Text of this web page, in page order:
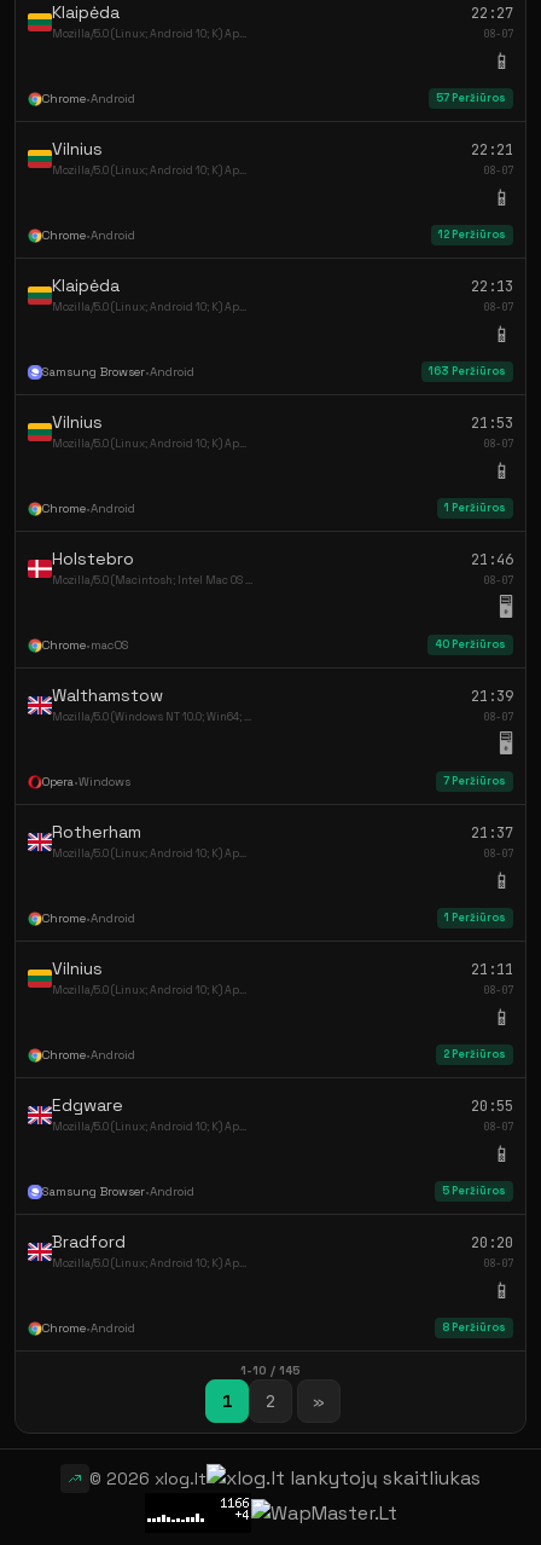
Klaipėda
Mozilla/5.0 (Linux; Android 10; K) Ap...
22:27
08-07
📱
Chrome•Android 57 Peržiūros
Vilnius
Mozilla/5.0 (Linux; Android 10; K) Ap...
22:21
08-07
📱
Chrome•Android 12 Peržiūros
Klaipėda
Mozilla/5.0 (Linux; Android 10; K) Ap...
22:13
08-07
📱
Samsung Browser•Android 163 Peržiūros
Vilnius
Mozilla/5.0 (Linux; Android 10; K) Ap...
21:53
08-07
📱
Chrome•Android 1 Peržiūros
Holstebro
Mozilla/5.0 (Macintosh; Intel Mac OS ...
21:46
08-07
🖥️
Chrome•macOS 40 Peržiūros
Walthamstow
Mozilla/5.0 (Windows NT 10.0; Win64; ...
21:39
08-07
🖥️
Opera•Windows 7 Peržiūros
Rotherham
Mozilla/5.0 (Linux; Android 10; K) Ap...
21:37
08-07
📱
Chrome•Android 1 Peržiūros
Vilnius
Mozilla/5.0 (Linux; Android 10; K) Ap...
21:11
08-07
📱
Chrome•Android 2 Peržiūros
Edgware
Mozilla/5.0 (Linux; Android 10; K) Ap...
20:55
08-07
📱
Samsung Browser•Android 5 Peržiūros
Bradford
Mozilla/5.0 (Linux; Android 10; K) Ap...
20:20
08-07
📱
Chrome•Android 8 Peržiūros
1-10 / 145
1 2 »
© 2026 xlog.lt